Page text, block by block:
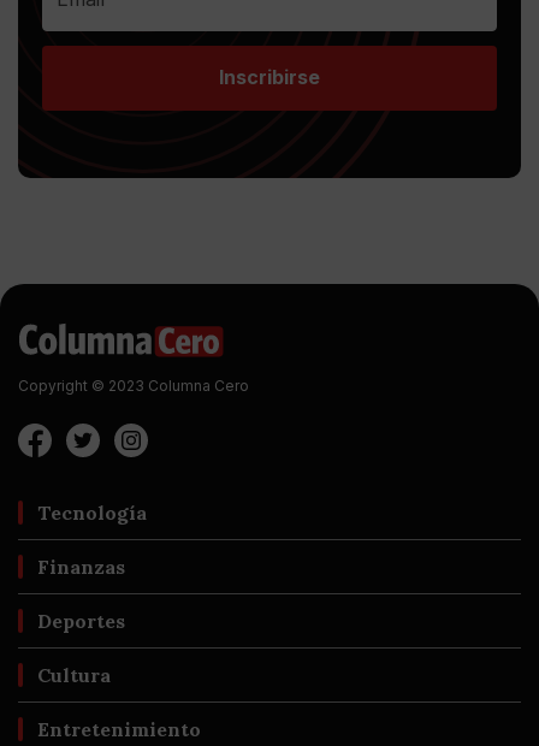
Inscribirse
Copyright © 2023 Columna Cero
Tecnología
Finanzas
Deportes
Cultura
Entretenimiento